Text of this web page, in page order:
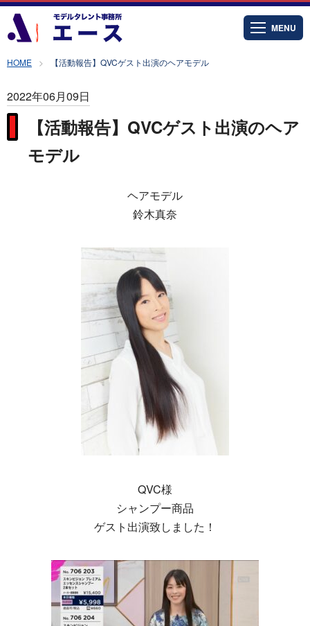
MENU
HOME 【活動報告】QVCゲスト出演のヘアモデル
2022年06月09日
【活動報告】QVCゲスト出演のヘア
モデル
ヘアモデル
鈴木真奈
QVC様
シャンプー商品
ゲスト出演致しました！